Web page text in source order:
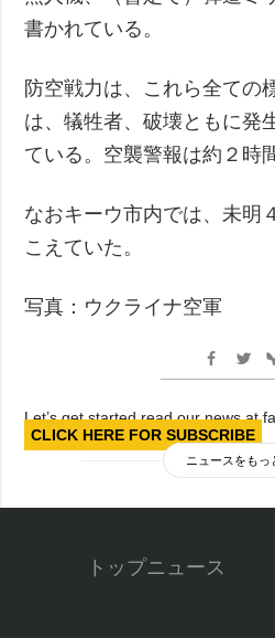
書かれている。
防空戦力は、これら全ての
は、犠牲者、破壊ともに発
ている。空襲警報は約２時
なおキーウ市内では、未明
こえていた。
写真：ウクライナ空軍
Let’s get started read our news at
CLICK HERE FOR SUBSCRIBE
ニュースをもっ
トップニュース